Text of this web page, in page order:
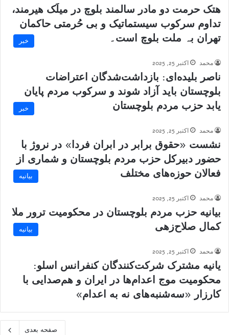
هتک حرمت دو مادر سالمند بلوچ در میلَک هیرمند،
تداوم سرکوب سیستماتیک و بی حُرمتی حاکمان
تھران بہ ملت بلوچ است۔
خبر
محمد اکتبر 25, 2025
ناصر بلیده‌ای: بازداشت‌شدگان اعتراضات
بلوچستان باید آزاد شوند و سرکوب مردم پایان
یابد حزب مردم بلوچستان
خبر
محمد اکتبر 25, 2025
نشست «حقوق برابر در ابران فردا» در نروژ با
حضور دبیرکل حزب مردم بلوچستان و شماری از
فعالان حوزه‌های مختلف
بیانیه
محمد اکتبر 25, 2025
بیانیه حزب مردم بلوچستان در محکومیت ترور ملا
کمال صلاح‌زهی
بیانیه
محمد اکتبر 25, 2025
یانیه مشترک شرکت‌کنندگان کنفرانس اسلو:
محکومیت موج اعدام‌ها در ایران و هم‌صدایی با
کارزار «سه‌شنبه‌های نه به اعدام»
صفحه بعدی